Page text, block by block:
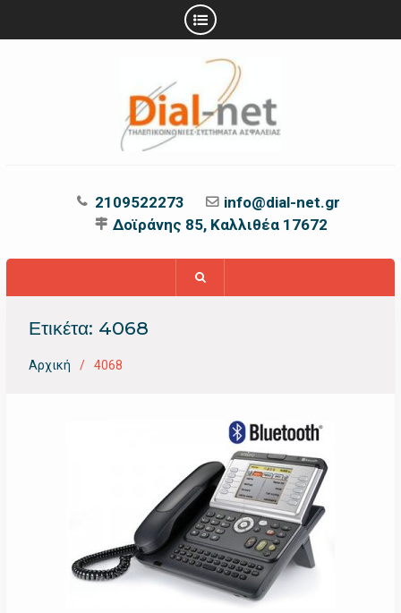
2109522273
info@dial-net.gr
Δοϊράνης 85, Καλλιθέα 17672
Ετικέτα: 4068
Αρχική 4068